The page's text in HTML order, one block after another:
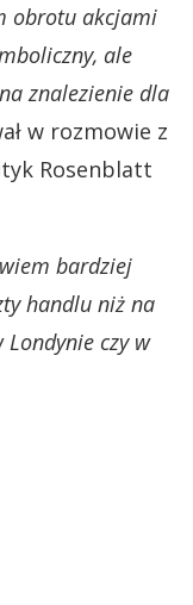
obrotu akcjami
ale
znalezienie dla
w rozmowie z
Rosenblatt
bardziej
handlu niż na
Londynie czy w